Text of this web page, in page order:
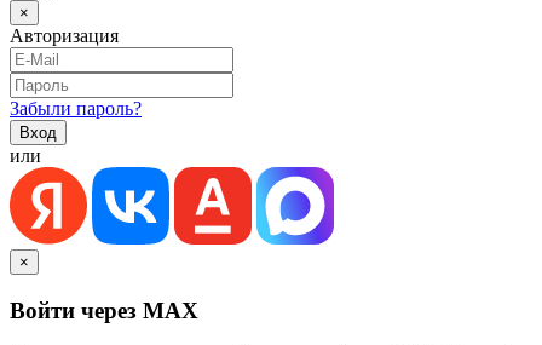
×
Авторизация
Забыли пароль?
или
×
Войти через MAX